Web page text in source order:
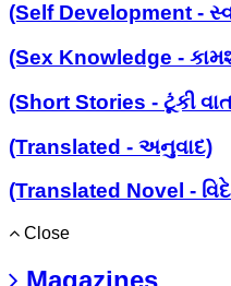
(Self Development -
(Sex Knowledge -
(Short Stories - ટૂંકી
(Translated - અનુવાદ)
(Translated Novel -
Close
Magazines